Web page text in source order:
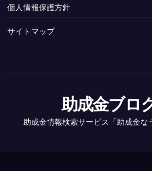
個人情報保護方針
サイトマップ
助成金ブロ
助成金情報検索サービス「助成金な